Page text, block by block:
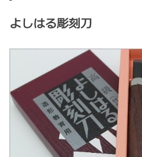
よしはる彫刻刀